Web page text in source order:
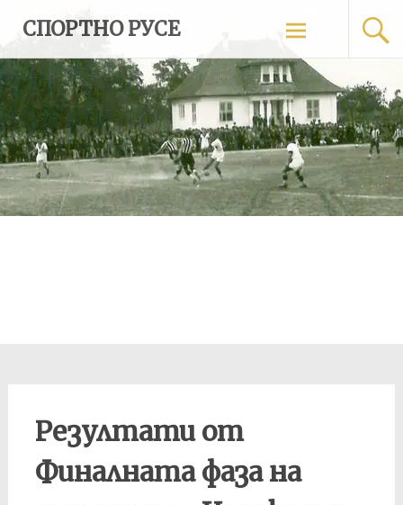
content
СПОРТНО РУСЕ
Резултати от
Финалната фаза на